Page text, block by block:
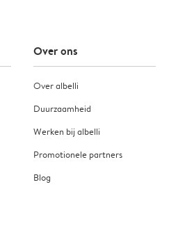
Over ons
Over albelli
Duurzaamheid
Werken bij albelli
Promotionele partners
Blog